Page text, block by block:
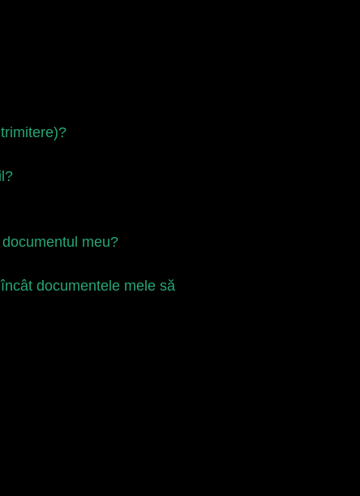
meu?
documentele mele să